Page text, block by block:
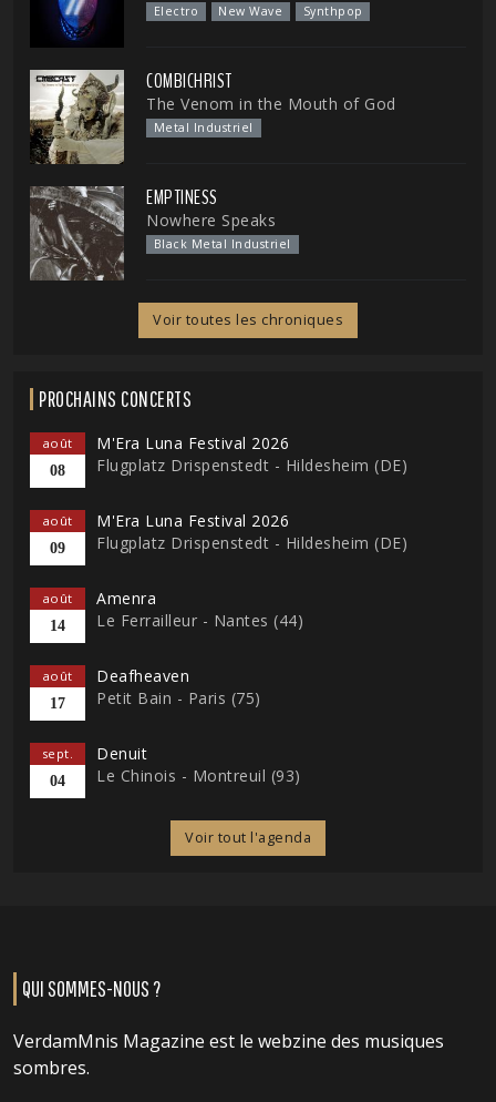
Electro New Wave Synthpop
COMBICHRIST
The Venom in the Mouth of God
Metal Industriel
EMPTINESS
Nowhere Speaks
Black Metal Industriel
Voir toutes les chroniques
PROCHAINS CONCERTS
août
08
M'Era Luna Festival 2026
Flugplatz Drispenstedt - Hildesheim (DE)
août
09
M'Era Luna Festival 2026
Flugplatz Drispenstedt - Hildesheim (DE)
août
14
Amenra
Le Ferrailleur - Nantes (44)
août
17
Deafheaven
Petit Bain - Paris (75)
sept.
04
Denuit
Le Chinois - Montreuil (93)
Voir tout l'agenda
QUI SOMMES-NOUS ?
VerdamMnis Magazine est le webzine des musiques
sombres.